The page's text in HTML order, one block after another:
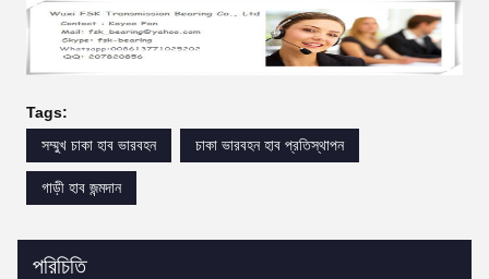
Tags:
সম্মুখ চাকা হাব ভারবহন
চাকা ভারবহন হাব প্রতিস্থাপন
গাড়ী হাব জন্মদান
পরিচিতি